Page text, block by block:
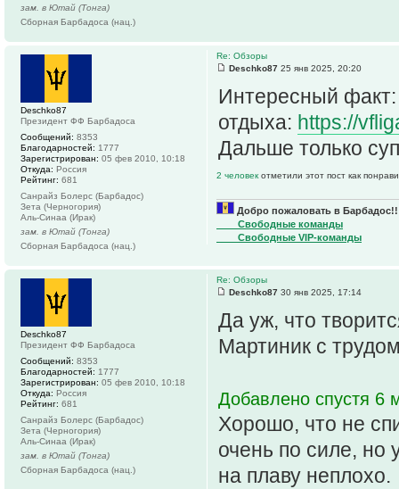
зам. в Ютай (Тонга)
Сборная Барбадоса (нац.)
Re: Обзоры
Deschko87 25 янв 2025, 20:20
Интересный
отдыха: https://
Дальше только
2 человек отметили этот пост как
Добро пожаловать в
____Свободные команды
____Свободные VIP-команды
Deschko87
Президент ФФ Барбадоса
Сообщений: 8353
Благодарностей: 1777
Зарегистрирован: 05 фев 2010, 10:18
Откуда: Россия
Рейтинг: 681
Санрайз Болерс (Барбадос)
Зета (Черногория)
Аль-Синаа (Ирак)
зам. в Ютай (Тонга)
Сборная Барбадоса (нац.)
Re: Обзоры
Deschko87 30 янв 2025, 17:14
Да уж, что
Мартиник с
Добавлено спустя 6
Хорошо, что не
очень по силе, но
на плаву неплохо.
Deschko87
Президент ФФ Барбадоса
Сообщений: 8353
Благодарностей: 1777
Зарегистрирован: 05 фев 2010, 10:18
Откуда: Россия
Рейтинг: 681
Санрайз Болерс (Барбадос)
Зета (Черногория)
Аль-Синаа (Ирак)
зам. в Ютай (Тонга)
Сборная Барбадоса (нац.)